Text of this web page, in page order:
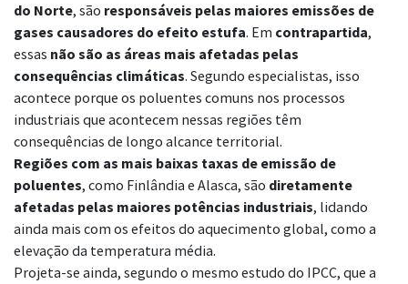
do Norte, são responsáveis pelas maiores emissões de
gases causadores do efeito estufa. Em contrapartida,
essas não são as áreas mais afetadas pelas
consequências climáticas. Segundo especialistas, isso
acontece porque os poluentes comuns nos processos
industriais que acontecem nessas regiões têm
consequências de longo alcance territorial.
Regiões com as mais baixas taxas de emissão de
poluentes, como Finlândia e Alasca, são diretamente
afetadas pelas maiores potências industriais, lidando
ainda mais com os efeitos do aquecimento global, como a
elevação da temperatura média.
Projeta-se ainda, segundo o mesmo estudo do IPCC, que a